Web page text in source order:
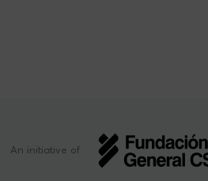
An initiative of